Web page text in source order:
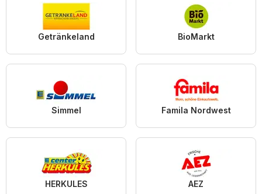
Getränkeland BioMarkt
Simmel Famila Nordwest
HERKULES AEZ